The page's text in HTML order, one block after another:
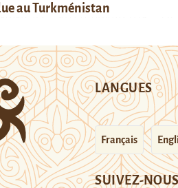
au Turkménistan
LANGUES
Français
SUIVEZ-